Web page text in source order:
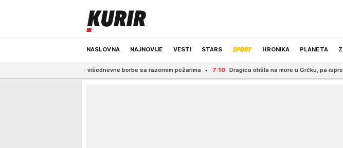
NASLOVNA NAJNOVIJE VESTI STARS HRONIKA PLANETA
ODRŽIVA BUDUĆNOST REGION NEWS IZBOR UREDNIKA
se posle višednevne borbe sa razornim požarima 7:10 Dragica otišla na more u Grčku, pa isprozivala Srbe kao